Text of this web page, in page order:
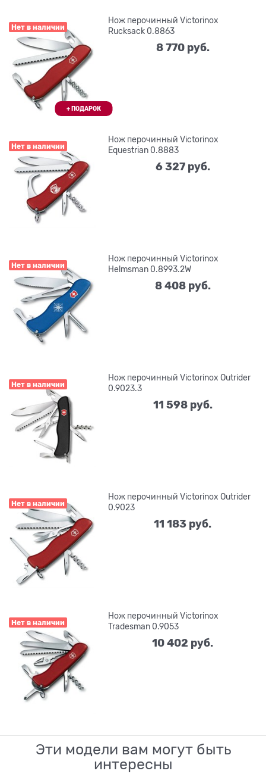
Нет в наличии
Нож перочинный Victorinox
Rucksack 0.8863
8 770 руб.
Нет в наличии
Нож перочинный Victorinox
Equestrian 0.8883
6 327 руб.
Нет в наличии
Нож перочинный Victorinox
Helmsman 0.8993.2W
8 408 руб.
Нет в наличии
Нож перочинный Victorinox Outrider
0.9023.3
11 598 руб.
Нет в наличии
Нож перочинный Victorinox Outrider
0.9023
11 183 руб.
Нет в наличии
Нож перочинный Victorinox
Tradesman 0.9053
10 402 руб.
Эти модели вам могут быть
интересны